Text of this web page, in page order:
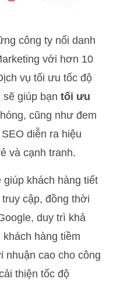
công ty nổi danh
với hơn 10
vụ tối ưu tốc độ
giúp bạn tối ưu
cũng như đem
diễn ra hiệu
và cạnh tranh.
giúp khách hàng tiết
cập, đồng thời
duy trì khả
hàng tiềm
nhuận cao cho công
thiện tốc độ